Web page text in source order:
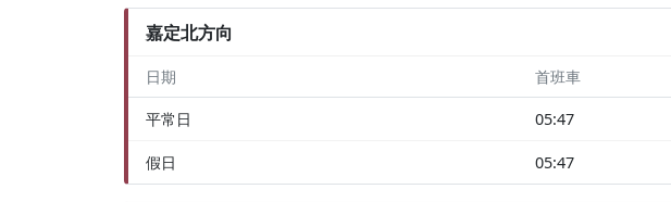
嘉定北方向
日期 首班車
平常日 05:47
假日 05:47